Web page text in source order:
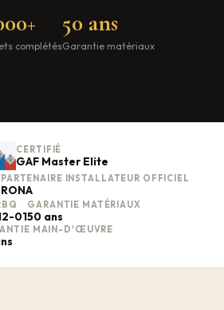
complétés
50 ans
Garantie matériaux
CERTIFIÉ
GAF Master Elite
PARTENAIRE INSTALLATEUR OFFICIEL
RONA
01
GARANTIE MATÉRIAUX
50 ans
MAIN-D'ŒUVRE